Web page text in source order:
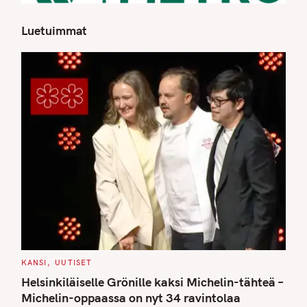
Luetuimmat
C
T
E
G
O
KANSI UUTISET
Helsinkiläiselle Grönille kaksi Michelin-tähteä –
Michelin-oppaassa on nyt 34 ravintolaa
S
e
a